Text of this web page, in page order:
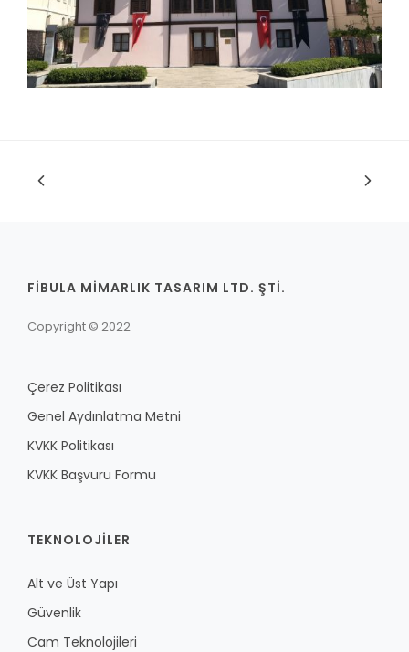
FİBULA MİMARLIK TASARIM LTD. ŞTİ.
Copyright © 2022
Çerez Politikası
Genel Aydınlatma Metni
KVKK Politikası
KVKK Başvuru Formu
TEKNOLOJILER
Alt ve Üst Yapı
Güvenlik
Cam Teknolojileri